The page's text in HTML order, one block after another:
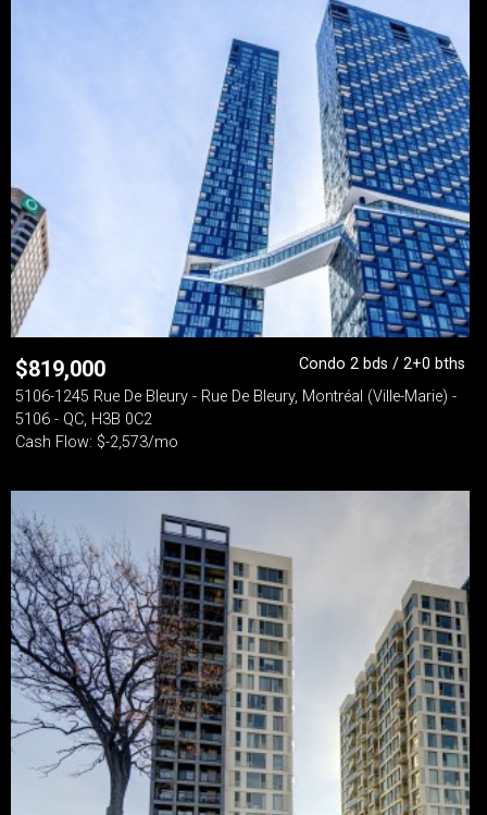
$819,000
Condo 2 bds / 2+0 bths
5106-1245 Rue De Bleury - Rue De Bleury, Montréal (Ville-Marie) -
5106 - QC, H3B 0C2
Cash Flow: $-2,573/mo